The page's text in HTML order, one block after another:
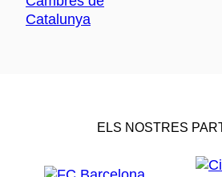
ELS NOSTRES